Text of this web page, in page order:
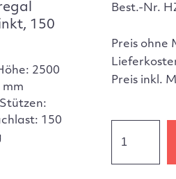
150
2500
mm
150
Best.-Nr.
Preis ohne
Preis inkl.